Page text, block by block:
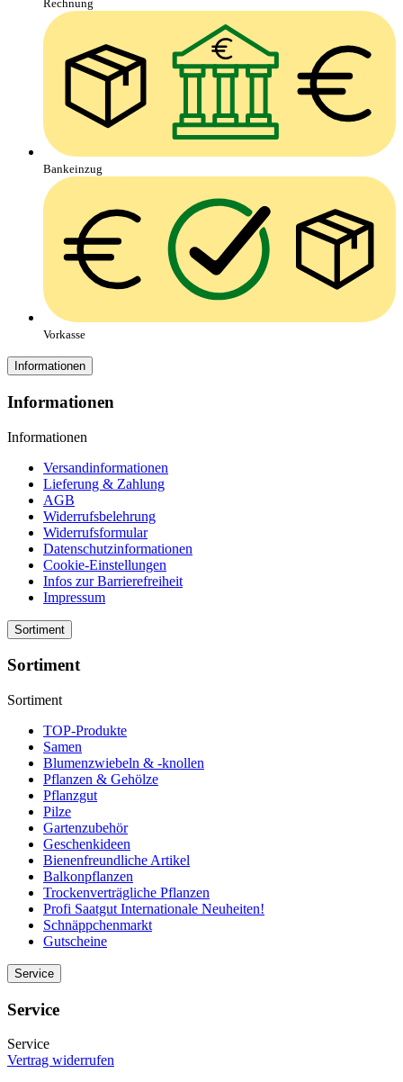
Rechnung
Bankeinzug
Vorkasse
Informationen
Informationen
Informationen
Versandinformationen
Lieferung & Zahlung
AGB
Widerrufsbelehrung
Widerrufsformular
Datenschutzinformationen
Cookie-Einstellungen
Infos zur Barrierefreiheit
Impressum
Sortiment
Sortiment
Sortiment
TOP-Produkte
Samen
Blumenzwiebeln & -knollen
Pflanzen & Gehölze
Pflanzgut
Pilze
Gartenzubehör
Geschenkideen
Bienenfreundliche Artikel
Balkonpflanzen
Trockenverträgliche Pflanzen
Profi Saatgut Internationale Neuheiten!
Schnäppchenmarkt
Gutscheine
Service
Service
Service
Vertrag widerrufen